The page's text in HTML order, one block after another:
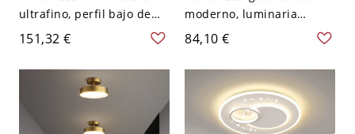
ultrafino, perfil bajo de
0,4 pulgadas, luminaria
30,48 cm Redondo
151,32 €
moderno, luminaria
acrílica minimalista para
A 120 V Redondo
84,10 €